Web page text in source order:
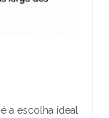
é a escolha ideal